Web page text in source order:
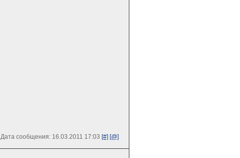
Дата сообщения: 16.03.2011 17:03 [#] [@]